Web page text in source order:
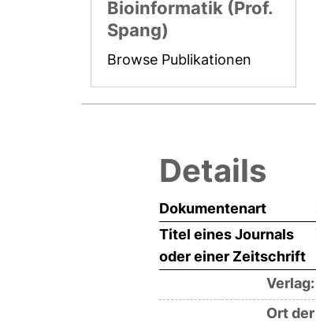
Bioinformatik (Prof.
Spang)
Browse Publikationen
Details
Dokumentenart
Titel eines Journals
oder einer Zeitschrift
Verlag:
Ort der